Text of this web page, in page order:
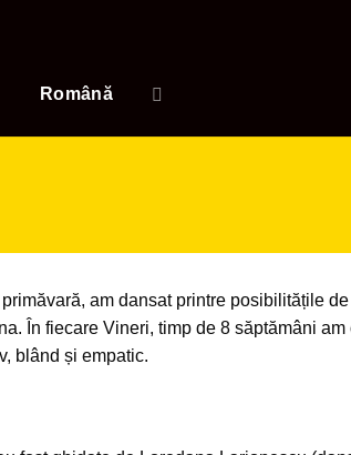
Română
primăvară, am dansat printre posibilitățile
În fiecare Vineri, timp de 8 săptămâni
blând și empatic.